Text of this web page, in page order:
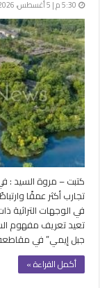
5:30 م | 5 أغسطس، 2026
كتبت – مروة السيد :
تجارب أكثر عمقًا
في الوجهات التراثية
تعيد تعريف مفهوم
جبل إيمي” في
أكمل القراءة »